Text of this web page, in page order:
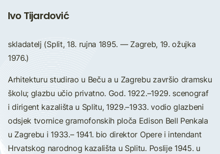
Ivo Tijardović
skladatelj (Split, 18. rujna 1895. — Zagreb, 19. ožujka
1976.)
Arhitekturu studirao u Beču a u Zagrebu završio dramsku
školu; glazbu učio privatno. God. 1922.–1929. scenograf
i dirigent kazališta u Splitu, 1929.–1933. vodio glazbeni
odsjek tvornice gramofonskih ploča Edison Bell Penkala
u Zagrebu i 1933.– 1941. bio direktor Opere i intendant
Hrvatskog narodnog kazališta u Splitu. Poslije 1945. u